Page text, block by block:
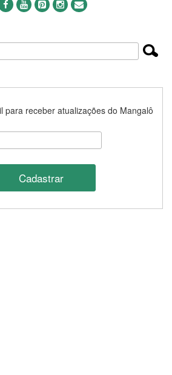
para receber atualizações do Mangalô